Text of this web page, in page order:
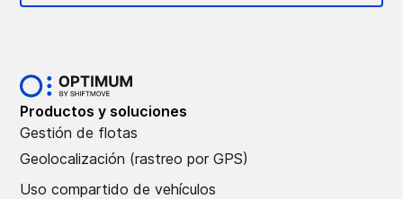
Productos y soluciones
Gestión de flotas
Geolocalización (rastreo por GPS)
Uso compartido de vehículos